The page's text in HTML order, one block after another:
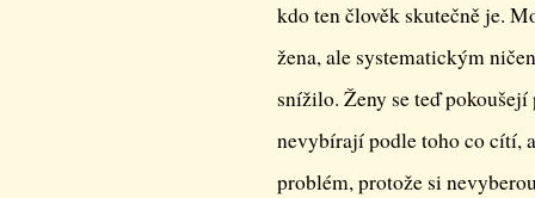
kdo ten člověk skutečně je.
žena, ale systematickým
snížilo. Ženy se teď
nevybírají podle toho co cítí,
problém, protože si